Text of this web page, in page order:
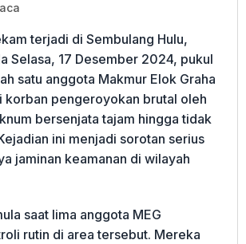
terjadi di Sembulang Hulu,
Selasa, 17 Desember 2024, pukul
satu anggota Makmur Elok Graha
korban pengeroyokan brutal oleh
bersenjata tajam hingga tidak
ini menjadi sorotan serius
jaminan keamanan di wilayah
saat lima anggota MEG
rutin di area tersebut. Mereka